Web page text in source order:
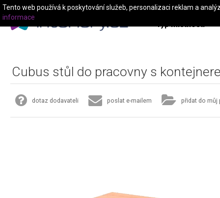
Typ místnosti
Cubus stůl do pracovny s
dotaz dodavateli poslat e-mailem přidat do můj
Tento web používá k poskytování služeb, personalizaci reklam a
informace